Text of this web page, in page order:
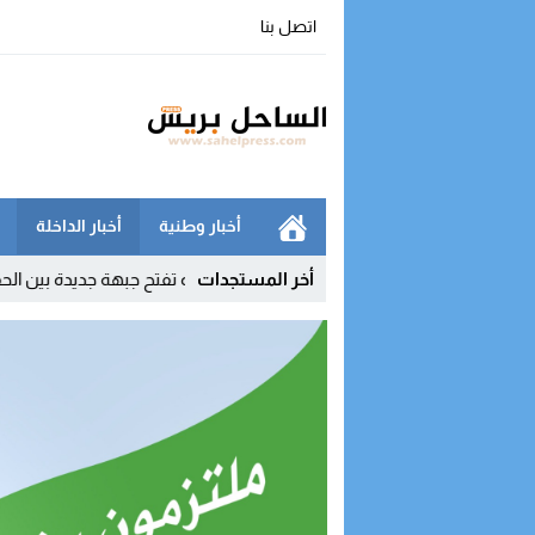
اتصل بنا
أخبار وطنية أخبار الداخلة
أخر المستجدات
رسوم الماستر والدكتوراه تفتح جبهة جديدة بين الحقوقيين ووزارة